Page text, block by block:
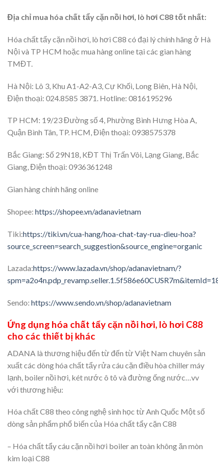
Địa chỉ mua hóa chất tẩy cặn nồi hơi, lò hơi C88 tốt nhất:
Hóa chất tẩy cặn nồi hơi, lò hơi C88 có đại lý chính hãng ở Hà
Nội và TP HCM hoặc mua hàng online tại các gian hàng
TMĐT.
Hà Nội: Lô 3, Khu A1-A2-A3, Cự Khối, Long Biên, Hà Nội,
Điện thoại: 024.8585 3871. Hotline: 0816195296
TP HCM: 19/23 Đường số 4, Phường Bình Hưng Hòa A,
Quận Bình Tân, TP. HCM, Điện thoại: 0938575378
Bắc Giang: Số 29N18, KĐT Thị Trấn Vôi, Lạng Giang, Bắc
Giang, Điện thoại: 0936361248
Gian hàng chính hãng online
Shopee: https://shopee.vn/adanavietnam
Tiki:https://tiki.vn/cua-hang/hoa-chat-tay-rua-dieu-hoa?
source_screen=search_suggestion&source_engine=organic
Lazada:https://www.lazada.vn/shop/adanavietnam/?
Sendo: https://www.sendo.vn/shop/adanavietnam
Ứng dụng hóa chất tẩy cặn nồi hơi, lò hơi C88
cho các thiết bị khác
ADANA là thương hiệu đến từ đến từ Việt Nam chuyên sản
xuất các dòng hóa chất tẩy rửa cáu cặn điều hòa chiller máy
lạnh, boiler nồi hơi, két nước ô tô và đường ống nước…vv
với thương hiệu:
Hóa chất C88 theo công nghệ sinh học từ Anh Quốc Một số
dòng sản phẩm phổ biến của Hóa chất tẩy cặn C88
– Hóa chất tẩy cáu cặn nồi hơi boiler an toàn không ăn mòn
kim loại C88